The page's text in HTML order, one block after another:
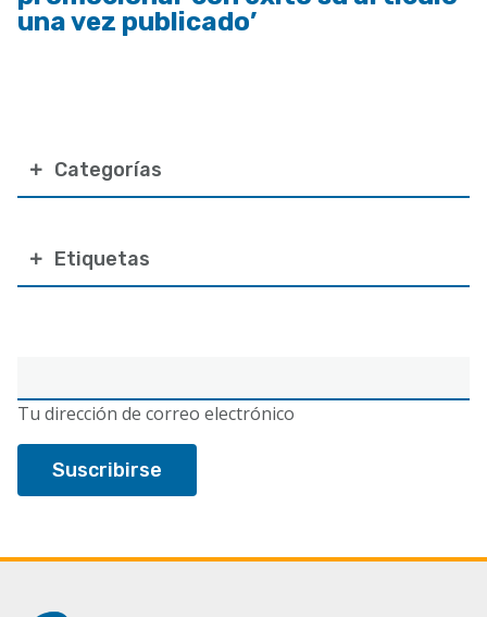
electrónico
Tu dirección de correo electrónico
Categorías
Etiquetas
una vez publicado’